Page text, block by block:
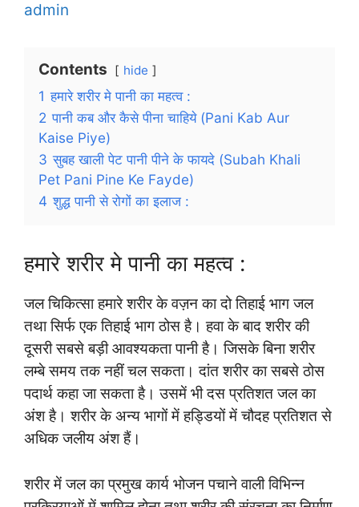
admin
Contents hide
1 हमारे शरीर मे पानी का महत्व :
2 पानी कब और कैसे पीना चाहिये (Pani Kab Aur
Kaise Piye)
3 सुबह खाली पेट पानी पीने के फायदे (Subah Khali
Pet Pani Pine Ke Fayde)
4 शुद्ध पानी से रोगों का इलाज :
हमारे शरीर मे पानी का महत्व :
जल चिकित्सा हमारे शरीर के वज़न का दो तिहाई भाग जल
तथा सिर्फ एक तिहाई भाग ठोस है। हवा के बाद शरीर की
दूसरी सबसे बड़ी आवश्यकता पानी है। जिसके बिना शरीर
लम्बे समय तक नहीं चल सकता। दांत शरीर का सबसे ठोस
पदार्थ कहा जा सकता है। उसमें भी दस प्रतिशत जल का
अंश है। शरीर के अन्य भागों में हड्डियों में चौदह प्रतिशत से
अधिक जलीय अंश हैं।
शरीर में जल का प्रमुख कार्य भोजन पचाने वाली विभिन्न